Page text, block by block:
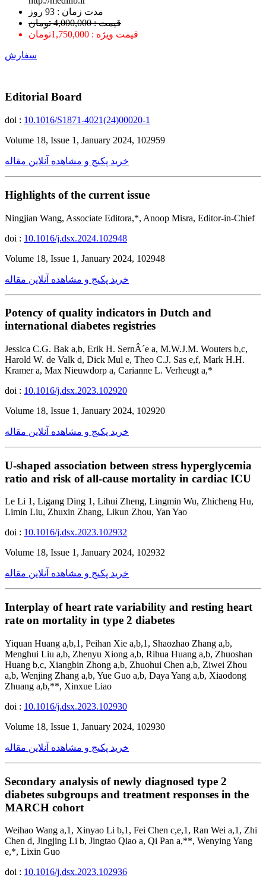
ﻣﺪﺕ ﺯﻣﺎﻥ : 93 ﺭﻭﺯ
قیمت : 4,000,000 تومان
قیمت ویژه : 1,750,000تومان
سفارش
Editorial Board
doi : 10.1016/S1871-4021(24)00020-1
Volume 18, Issue 1, January 2024, 102959
خرید پکیج و مشاهده آنلاین مقاله
Highlights of the current issue
Ningjian Wang, Associate Editora,*, Anoop Misra, Editor-in-Chief
doi : 10.1016/j.dsx.2024.102948
Volume 18, Issue 1, January 2024, 102948
خرید پکیج و مشاهده آنلاین مقاله
Potency of quality indicators in Dutch and
international diabetes registries
Jessica C.G. Bak a,b, Erik H. SernÂ´e a, M.W.J.M. Wouters b,c,
Harold W. de Valk d, Dick Mul e, Theo C.J. Sas e,f, Mark H.H.
Kramer a, Max Nieuwdorp a, Carianne L. Verheugt a,*
doi : 10.1016/j.dsx.2023.102920
Volume 18, Issue 1, January 2024, 102920
خرید پکیج و مشاهده آنلاین مقاله
U-shaped association between stress hyperglycemia
ratio and risk of all-cause mortality in cardiac ICU
Le Li 1, Ligang Ding 1, Lihui Zheng, Lingmin Wu, Zhicheng Hu,
Limin Liu, Zhuxin Zhang, Likun Zhou, Yan Yao
doi : 10.1016/j.dsx.2023.102932
Volume 18, Issue 1, January 2024, 102932
خرید پکیج و مشاهده آنلاین مقاله
Interplay of heart rate variability and resting heart
rate on mortality in type 2 diabetes
Yiquan Huang a,b,1, Peihan Xie a,b,1, Shaozhao Zhang a,b,
Menghui Liu a,b, Zhenyu Xiong a,b, Rihua Huang a,b, Zhuoshan
Huang b,c, Xiangbin Zhong a,b, Zhuohui Chen a,b, Ziwei Zhou
a,b, Wenjing Zhang a,b, Yue Guo a,b, Daya Yang a,b, Xiaodong
Zhuang a,b,**, Xinxue Liao
doi : 10.1016/j.dsx.2023.102930
Volume 18, Issue 1, January 2024, 102930
خرید پکیج و مشاهده آنلاین مقاله
Secondary analysis of newly diagnosed type 2
diabetes subgroups and treatment responses in the
MARCH cohort
Weihao Wang a,1, Xinyao Li b,1, Fei Chen c,e,1, Ran Wei a,1, Zhi
Chen d, Jingjing Li b, Jingtao Qiao a, Qi Pan a,**, Wenying Yang
e,*, Lixin Guo
doi : 10.1016/j.dsx.2023.102936